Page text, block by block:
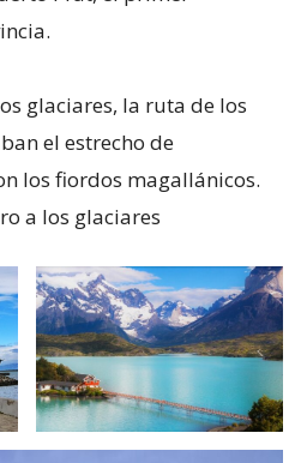
glaciares, la ruta de los
el estrecho de
los fiordos magallánicos.
a los glaciares